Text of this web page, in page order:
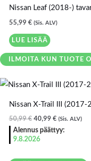
Nissan Leaf (2018-)
55,99 € (Sis. ALV)
LUE LISÄÄ
ILMOITA KUN TUOTE
Nissan X-Trail III
50,99€
Alkuperäinen
50,99 €.
40,99 €
Nykyinen
hinta
40,99 €.
(Sis. ALV)
Alennus päättyy:
9.8.2026